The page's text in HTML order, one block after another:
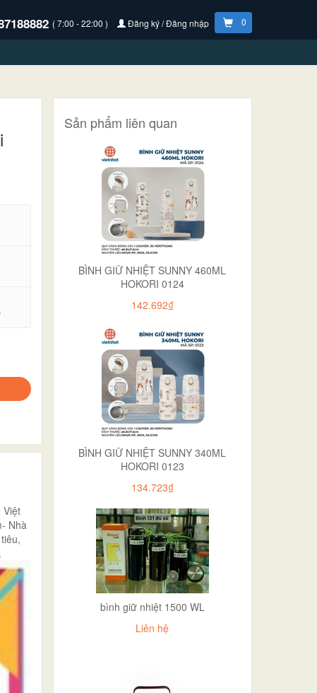
( 7:00 - 22:00 ) Đăng ký / Đăng nhập 0
Việt
Nhà
Sản phẩm liên quan
BÌNH GIỮ NHIỆT SUNNY 460ML
HOKORI 0124
142.692₫
BÌNH GIỮ NHIỆT SUNNY 340ML
HOKORI 0123
134.723₫
bình giữ nhiệt 1500 WL
Liên hệ